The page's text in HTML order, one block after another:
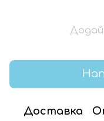
Доставка